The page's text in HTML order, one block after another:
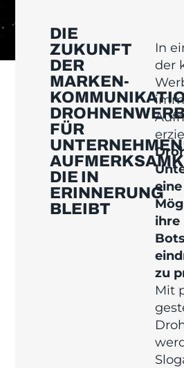
DIE
ZUKUNFT
DER
MARKEN­
FÜR
DIE IN
ERINNERUNG
BLEIBT
In
der
ihre
zu
Mit